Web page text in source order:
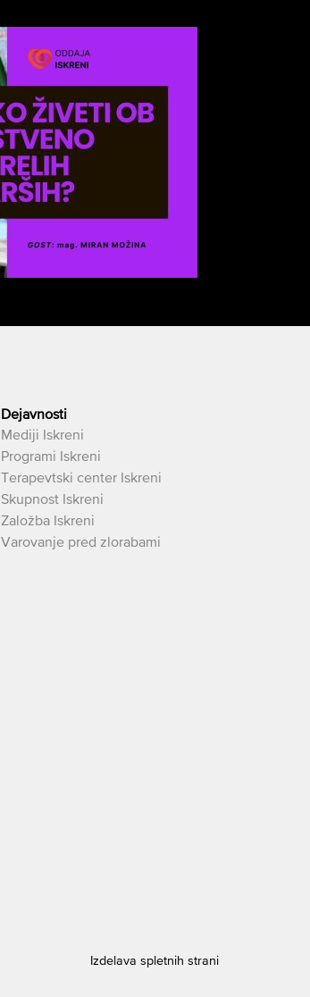
Dejavnosti
Mediji Iskreni
Programi Iskreni
Terapevtski center Iskreni
Skupnost Iskreni
Založba Iskreni
Varovanje pred zlorabami
Izdelava spletnih strani